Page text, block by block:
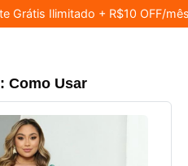
Grátis Ilimitado + R$10 OFF/
Como Usar